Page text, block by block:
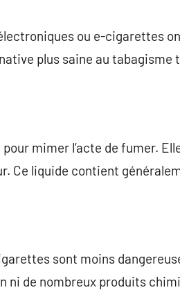
ou e-cigarettes
plus saine au tabagisme
mimer l’acte de fumer.
Ce liquide contient
sont moins
ni de nombreux produits